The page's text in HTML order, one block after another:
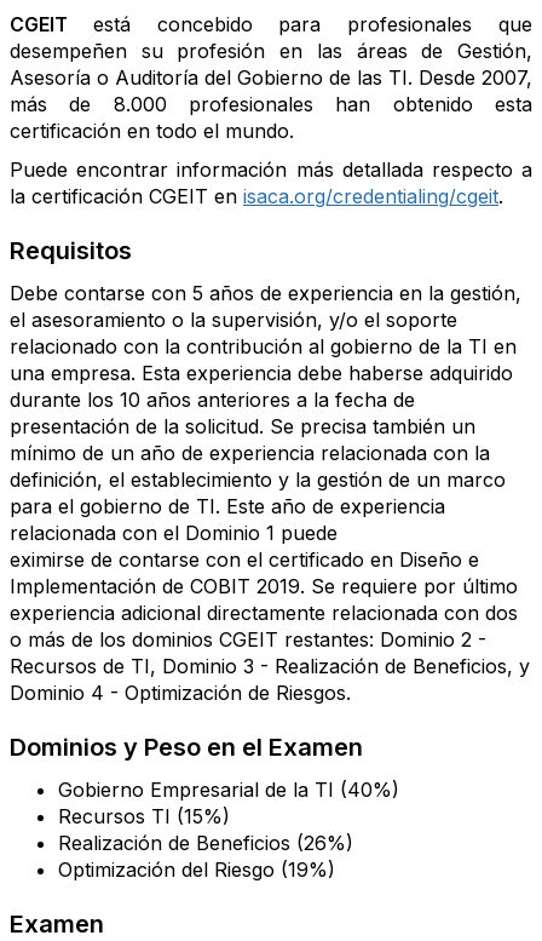
CGEIT está concebido para profesionales que
desempeñen su profesión en las áreas de Gestión,
Asesoría o Auditoría del Gobierno de las TI. Desde 2007,
más de 8.000 profesionales han obtenido esta
certificación en todo el mundo.
Puede encontrar información más detallada respecto a
la certificación CGEIT en isaca.org/credentialing/cgeit.
Requisitos
Debe contarse con 5 años de experiencia en la gestión,
el asesoramiento o la supervisión, y/o el soporte
relacionado con la contribución al gobierno de la TI en
una empresa. Esta experiencia debe haberse adquirido
durante los 10 años anteriores a la fecha de
presentación de la solicitud. Se precisa también un
mínimo de un año de experiencia relacionada con la
definición, el establecimiento y la gestión de un marco
para el gobierno de TI. Este año de experiencia
relacionada con el Dominio 1 puede
eximirse de contarse con el certificado en Diseño e
Implementación de COBIT 2019. Se requiere por último
experiencia adicional directamente relacionada con dos
o más de los dominios CGEIT restantes: Dominio 2 -
Recursos de TI, Dominio 3 - Realización de Beneficios, y
Dominio 4 - Optimización de Riesgos.
Dominios y Peso en el Examen
Gobierno Empresarial de la TI (40%)
Recursos TI (15%)
Realización de Beneficios (26%)
Optimización del Riesgo (19%)
Examen